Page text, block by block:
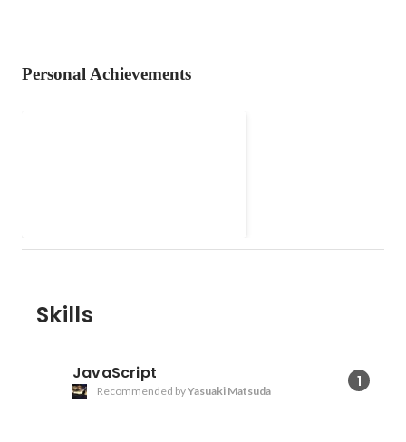
Personal Achievements
Skills
JavaScript 1
Recommended byYasuaki Matsuda